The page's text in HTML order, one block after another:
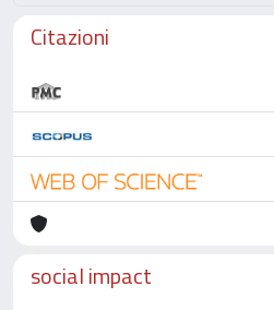
Citazioni
social impact